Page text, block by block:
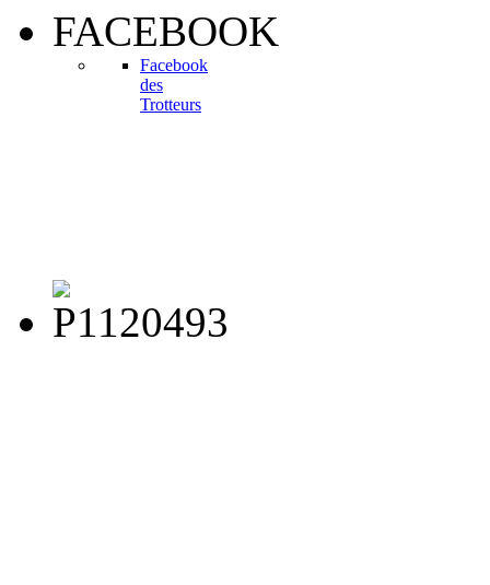
FACEBOOK
Facebook
des
Trotteurs